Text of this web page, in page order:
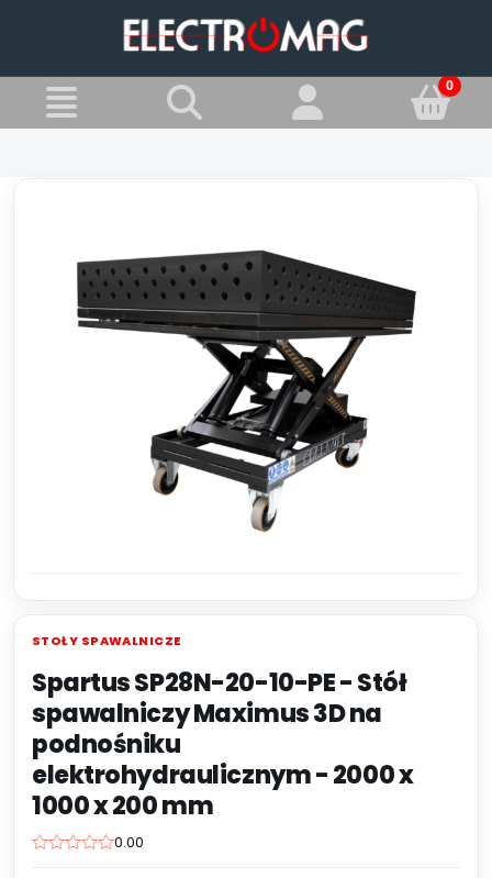
Stoły spawalnicze
STOŁY SPAWALNICZE
Spartus SP28N-20-10-PE - Stół
spawalniczy Maximus 3D na
podnośniku
elektrohydraulicznym - 2000 x
1000 x 200 mm
0.00